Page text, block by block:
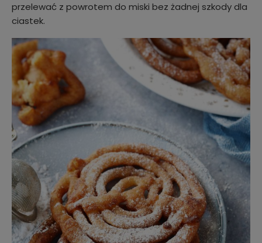
przelewać z powrotem do miski bez żadnej szkody dla
ciastek.